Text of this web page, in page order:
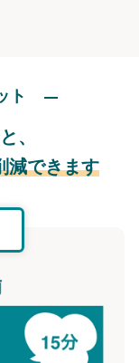
ト
、
減できます